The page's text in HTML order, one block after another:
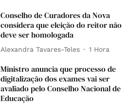
Conselho de Curadores da Nova
considera que eleição do reitor não
deve ser homologada
Alexandra Tavares-Teles 1 Hora
Ministro anuncia que processo de
digitalização dos exames vai ser
avaliado pelo Conselho Nacional de
Educação